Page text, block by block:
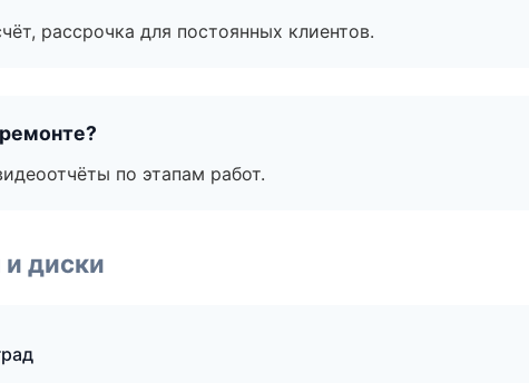
рассрочка для постоянных клиентов.
по этапам работ.
диски